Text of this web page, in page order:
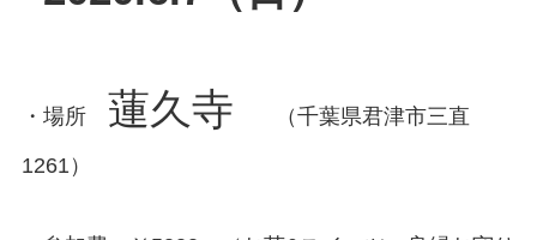
・場所 蓮久寺 （千葉県君津市三直
1261）